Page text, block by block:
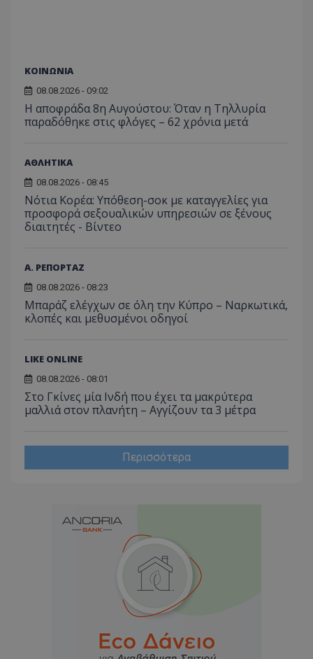
ΚΟΙΝΩΝΙΑ
08.08.2026 - 09:02
Η αποφράδα 8η Αυγούστου: Όταν η Τηλλυρία
παραδόθηκε στις φλόγες – 62 χρόνια μετά
ΑΘΛΗΤΙΚΑ
08.08.2026 - 08:45
Νότια Κορέα: Υπόθεση-σοκ με καταγγελίες για
προσφορά σεξουαλικών υπηρεσιών σε ξένους
διαιτητές - Bίντεο
Α. ΡΕΠΟΡΤΑΖ
08.08.2026 - 08:23
Μπαράζ ελέγχων σε όλη την Κύπρο – Ναρκωτικά,
κλοπές και μεθυσμένοι οδηγοί
LIKE ONLINE
08.08.2026 - 08:01
Στο Γκίνες μία Ινδή που έχει τα μακρύτερα
μαλλιά στον πλανήτη – Αγγίζουν τα 3 μέτρα
Περισσότερα